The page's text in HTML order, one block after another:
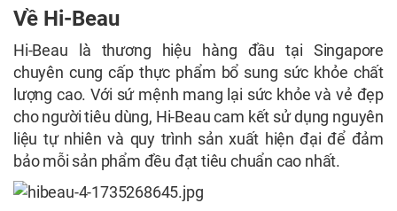
Về Hi-Beau
Hi-Beau là thương hiệu hàng đầu tại Singapore
chuyên cung cấp thực phẩm bổ sung sức khỏe chất
lượng cao. Với sứ mệnh mang lại sức khỏe và vẻ đẹp
cho người tiêu dùng, Hi-Beau cam kết sử dụng nguyên
liệu tự nhiên và quy trình sản xuất hiện đại để đảm
bảo mỗi sản phẩm đều đạt tiêu chuẩn cao nhất.